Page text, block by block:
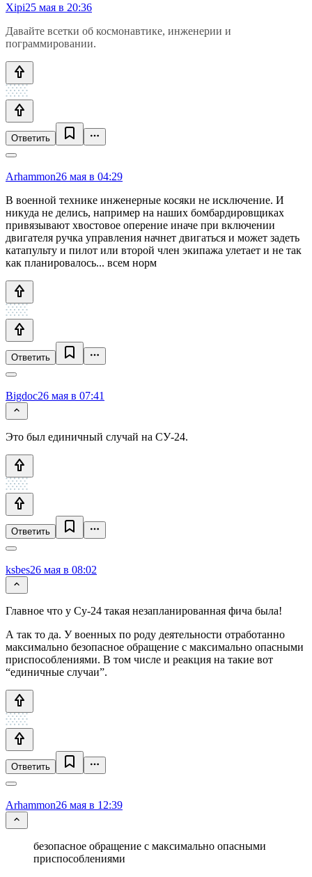
Xipi25 мая в 20:36
Давайте всетки об космонавтике, инженерии и
пограммировании.
Ответить
Arhammon26 мая в 04:29
В военной технике инженерные косяки не исключение. И
никуда не делись, например на наших бомбардировщиках
привязывают хвостовое оперение иначе при включении
двигателя ручка управления начнет двигаться и может задеть
катапульту и пилот или второй член экипажа улетает и не так
как планировалось... всем норм
Ответить
Bigdoc26 мая в 07:41
Это был единичный случай на СУ-24.
Ответить
ksbes26 мая в 08:02
Главное что у Су-24 такая незапланированная фича была!
А так то да. У военных по роду деятельности отработанно
максимально безопасное обращение с максимально опасными
приспособлениями. В том числе и реакция на такие вот
“единичные случаи”.
Ответить
Arhammon26 мая в 12:39
безопасное обращение с максимально опасными
приспособлениями